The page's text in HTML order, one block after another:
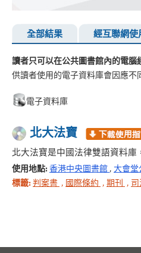
全部結果 經互聯網使
讀者只可以在公共圖書館內的電腦
供讀者使用的電子資料庫會因應
電子資料庫
北大法寶
北大法寶是中國法律雙語資料
使用地點: 香港中央圖書館 , 大會堂
標籤: 判案書 , 國際條約 , 期刊 , 司